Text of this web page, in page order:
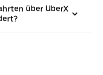
über UberX